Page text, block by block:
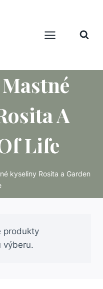
A
Life
kyseliny Rosita a Garden
produkty
výberu.